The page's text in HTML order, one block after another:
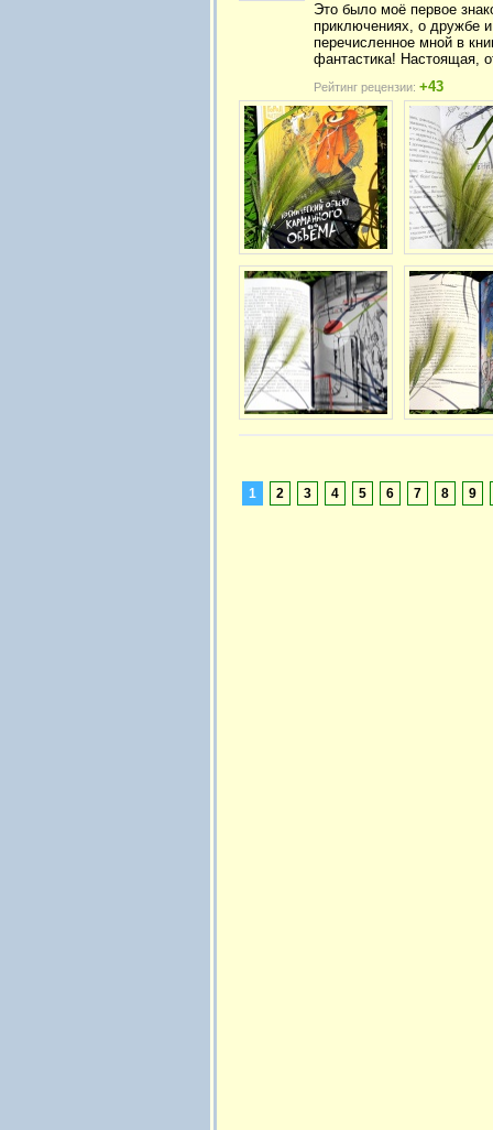
Это было моё первое
приключениях, о дружбе
перечисленное мной в
фантастика! Настоящая,
Рейтинг рецензии: +43
1 2 3 4 5 6 7 8 9